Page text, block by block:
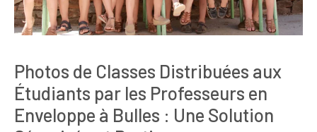
Photos de Classes Distribuées aux
Étudiants par les Professeurs en
Enveloppe à Bulles : Une Solution